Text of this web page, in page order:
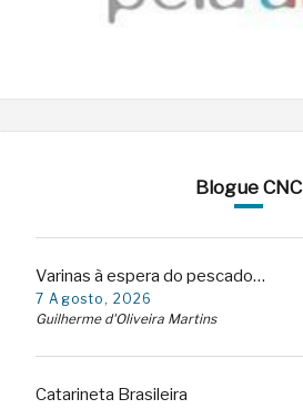
Blogue CNC
Varinas à espera do pescado…
7 Agosto, 2026
Guilherme d'Oliveira Martins
Catarineta Brasileira